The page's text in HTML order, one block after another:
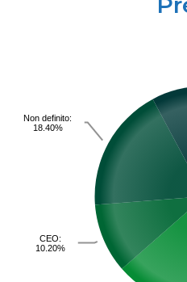
CEO:
10.20%
Non definito:
18.40%